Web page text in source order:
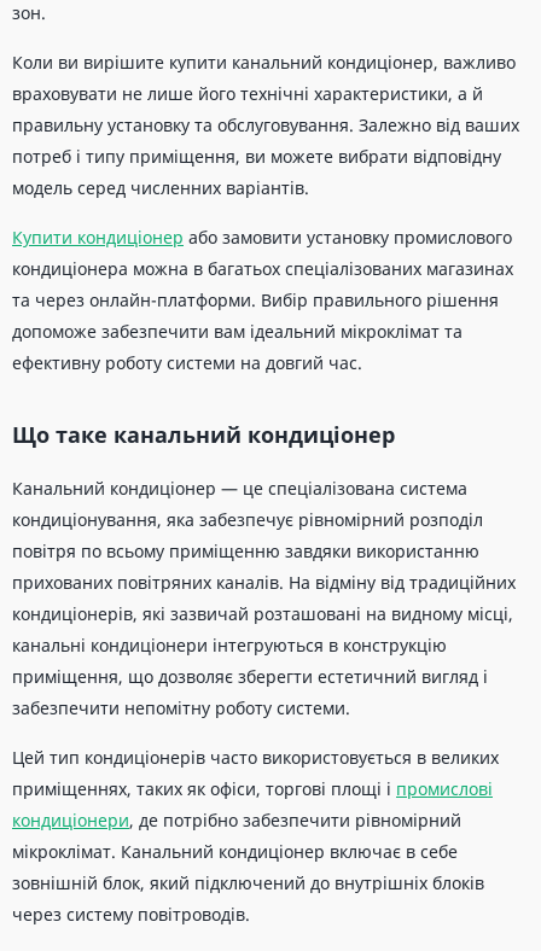
зон.
Коли ви вирішите купити канальний кондиціонер, важливо
враховувати не лише його технічні характеристики, а й
правильну установку та обслуговування. Залежно від ваших
потреб і типу приміщення, ви можете вибрати відповідну
модель серед численних варіантів.
Купити кондиціонер або замовити установку промислового
кондиціонера можна в багатьох спеціалізованих магазинах
та через онлайн-платформи. Вибір правильного рішення
допоможе забезпечити вам ідеальний мікроклімат та
ефективну роботу системи на довгий час.
Що таке канальний кондиціонер
Канальний кондиціонер — це спеціалізована система
кондиціонування, яка забезпечує рівномірний розподіл
повітря по всьому приміщенню завдяки використанню
прихованих повітряних каналів. На відміну від традиційних
кондиціонерів, які зазвичай розташовані на видному місці,
канальні кондиціонери інтегруються в конструкцію
приміщення, що дозволяє зберегти естетичний вигляд і
забезпечити непомітну роботу системи.
Цей тип кондиціонерів часто використовується в великих
приміщеннях, таких як офіси, торгові площі і промислові
кондиціонери, де потрібно забезпечити рівномірний
мікроклімат. Канальний кондиціонер включає в себе
зовнішній блок, який підключений до внутрішніх блоків
через систему повітроводів.